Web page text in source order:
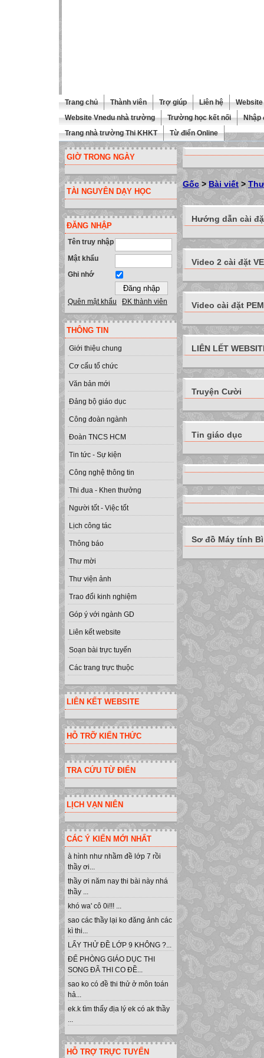
Trang chủ Thành viên Trợ giúp Liên hệ
Website Vnedu nhà trường
Trường học kết nối
Nhập
Trang nhà trường Thi KHKT
Từ điển Online
GIỜ TRONG NGÀY
TÀI NGUYÊN DẠY HỌC
ĐĂNG NHẬP
Tên truy nhập
Mật khẩu
Ghi nhớ
Quên mật khẩu ĐK thành viên
THÔNG TIN
Giới thiệu chung
Cơ cấu tổ chức
Văn bản mới
Đảng bộ giáo dục
Công đoàn ngành
Đoàn TNCS HCM
Tin tức - Sự kiện
Công nghệ thông tin
Thi đua - Khen thưởng
Người tốt - Việc tốt
Lịch công tác
Thông báo
Thư mời
Thư viện ảnh
Trao đổi kinh nghiệm
Góp ý với ngành GD
Liên kết website
Soạn bài trực tuyến
Các trang trực thuộc
LIÊN KẾT WEBSITE
HỖ TRỠ KIẾN THỨC
TRA CỨU TỪ ĐIỂN
LỊCH VẠN NIÊN
CÁC Ý KIẾN MỚI NHẤT
à hình như nhầm đề lớp 7 rồi
thầy ơi...
thầy ơi năm nay thi bài này nhá
thầy ...
khó wa' cô 0i!!! ...
sao các thầy lại ko đăng ảnh các
kì thi...
LẤY THỬ ĐỀ LỚP 9 KHÔNG ?...
ĐỂ PHÒNG GIÁO DỤC THI
SONG ĐÃ THI CO ĐỀ...
sao ko có đề thi thử ở môn toán
hả...
ek.k tìm thấy địa lý ek có ak thầy
...
HỖ TRỢ TRỰC TUYẾN
Gốc > Bài viết >
Hướng dẫn cài
Video 2 cài đặt
Video cài đặt
LIÊN LẾT
Truyện Cười
Tin giáo dục
Sơ đồ Máy tính